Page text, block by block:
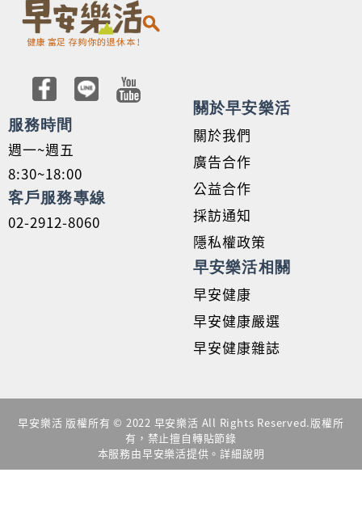
服務時間
週一~週五
8:30~18:00
客戶服務專線
02-2912-8060
關於早安樂活
關於我們
廣告合作
公益合作
採訪通知
隱私權政策
早安樂活相關
早安健康
早安健康嚴選
早安健康雜誌
早安樂活 版權所有 © 2022 早安樂活 All Rights Reserved.版權所
有，禁止擅自轉貼節錄
本服務由早安樂活提供。詳細說明